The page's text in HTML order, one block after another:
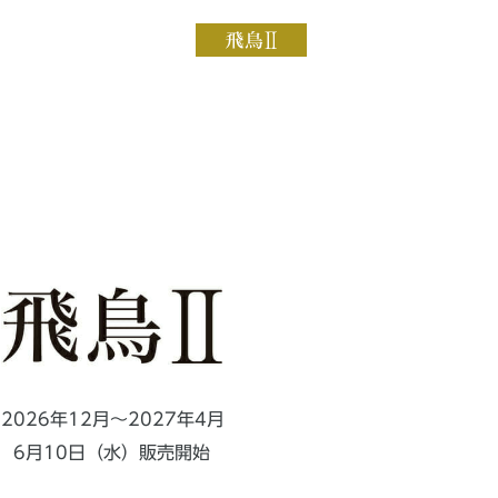
2026年12月～2027年4月
6月10日（水）販売開始